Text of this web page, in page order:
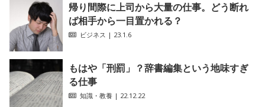
帰り間際に上司から大量の仕事。どう断れ
ば相手から一目置かれる？
ビジネス | 23.1.6
もはや「刑罰」？辞書編集という地味すぎ
る仕事
知識・教養 | 22.12.22